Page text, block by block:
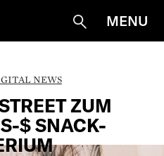
Suche
MENU
NEWS
ZUM
$ SNACK-